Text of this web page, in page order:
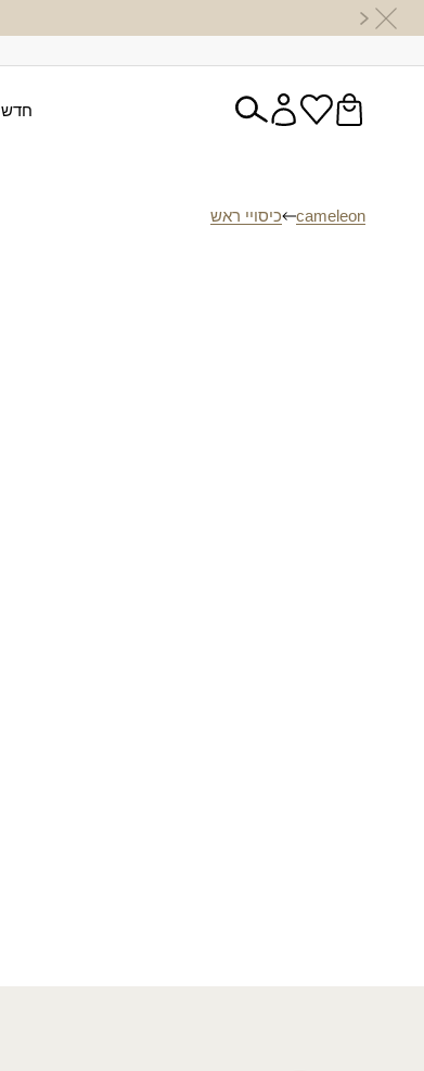
חדש
cameleon
כיסויי ראש